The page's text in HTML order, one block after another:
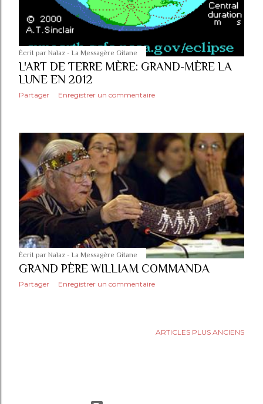
Écrit par Nalaz - La Messagère Gitane
L'ART DE TERRE MÈRE: GRAND-MÈRE LA
LUNE EN 2012
Partager Enregistrer un commentaire
Écrit par Nalaz - La Messagère Gitane
GRAND PÈRE WILLIAM COMMANDA
Partager Enregistrer un commentaire
ARTICLES PLUS ANCIENS